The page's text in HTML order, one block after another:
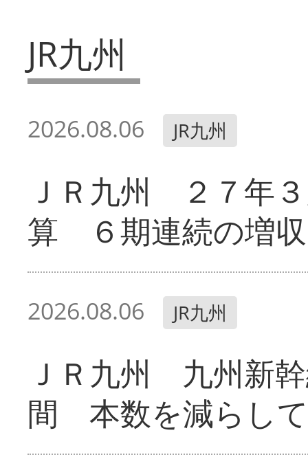
JR九州
2026.08.06 JR九州
ＪＲ九州 ２７年
算 ６期連続の増収
2026.08.06 JR九州
ＪＲ九州 九州新
間 本数を減らし